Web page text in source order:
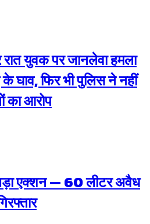
युवक पर जानलेवा हमला
घाव, फिर भी पुलिस ने नहीं
का आरोप
एक्शन — 60 लीटर अवैध